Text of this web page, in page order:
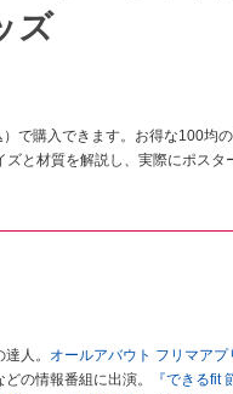
ズ
で購入できます。お得な100均
と材質を解説し、実際にポスタ
人。
オールアバウト フリマア
どの情報番組に出演。
『できるfit